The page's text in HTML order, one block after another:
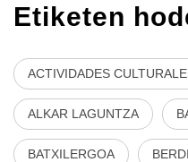
Etiketen
ACTIVIDADES
ALKAR LAGUNTZA
BATXILERGOA